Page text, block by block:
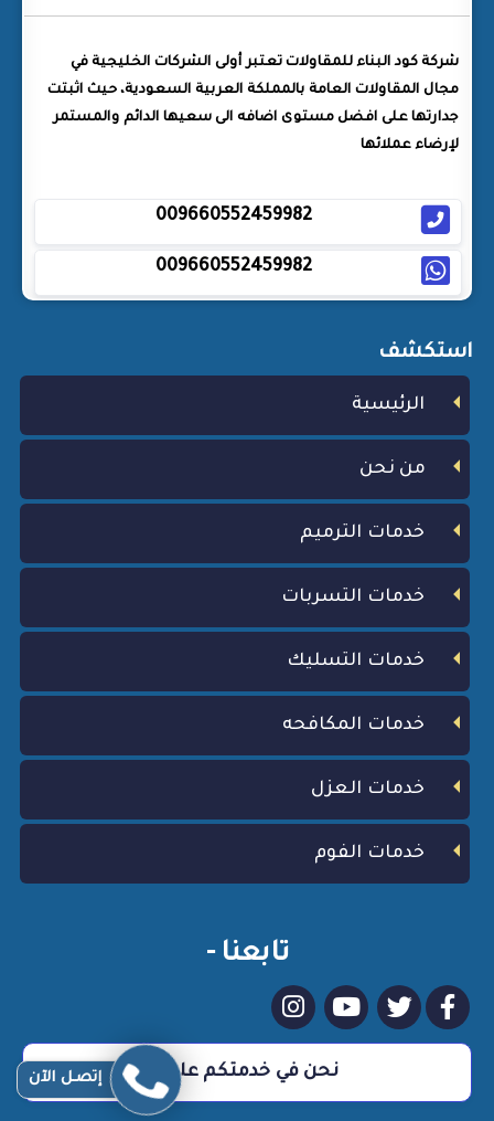
شركة كود البناء للمقاولات تعتبر أولى الشركات الخليجية في
مجال المقاولات العامة بالمملكة العربية السعودية، حيث اثبتت
جدارتها على افضل مستوى اضافه الى سعيها الدائم والمستمر
لإرضاء عملائها
009660552459982
009660552459982
استكشف
الرئيسية
من نحن
خدمات الترميم
خدمات التسربات
خدمات التسليك
خدمات المكافحه
خدمات العزل
خدمات الفوم
تابعنا -
نحن في خدمتكم علي مدار 24 ساعة إتصـل الآن